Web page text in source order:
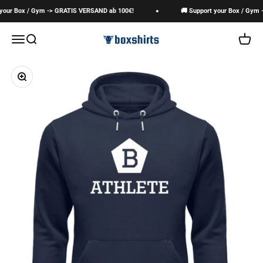
Box / Gym -> GRATIS VERSAND ab 100€! 🚚 Support your Box / Gym -
Navigationsmenü öffnen
Suche öffnen boxshirts
Bild vergrößern